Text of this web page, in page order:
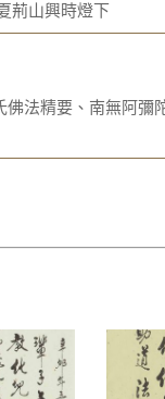
荊山興時燈下
法精要、南無阿彌